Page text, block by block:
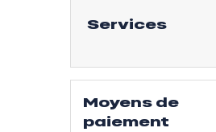
Services
Moyens de
paiement